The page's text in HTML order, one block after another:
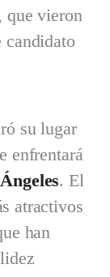
que vieron
candidato
su lugar
enfrentará
. El
atractivos
han